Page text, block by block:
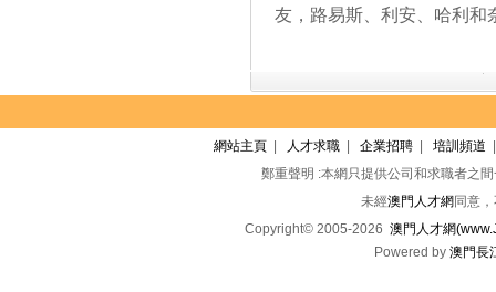
友，路易斯、利安、哈利和
網站主頁 人才求職 企業招聘 培訓頻道
鄭重聲明 :本網只提供公司和求職者之
未經澳門人才網 同意
Copyright© 2005-2026 澳門人才網
Powered by 澳門長